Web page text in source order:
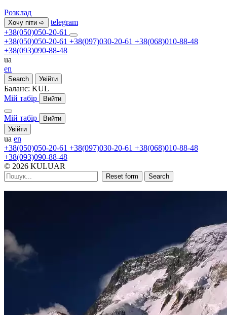
Розклад
Хочу піти ➪
telegram
+38(050)050-20-61
+38(050)050-20-61 +38(097)030-20-61 +38(068)010-88-48
+38(093)090-88-48
ua
en
Search Увійти
Баланс: KUL
Мій табір
Вийти
Мій табір
Вийти
Увійти
ua en
+38(050)050-20-61 +38(097)030-20-61 +38(068)010-88-48
+38(093)090-88-48
© 2026 KULUAR
Reset form Search